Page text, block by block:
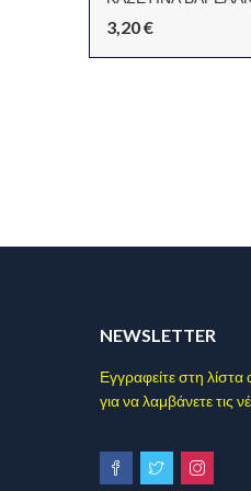
3,20€
NEWSLETTER
Εγγραφείτε στη
για να λαμβάνετε τις